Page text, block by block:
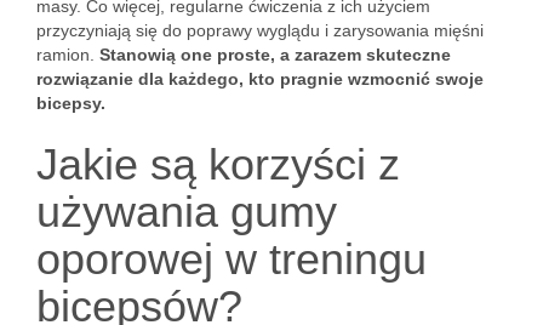
masy. Co więcej, regularne ćwiczenia z ich użyciem
przyczyniają się do poprawy wyglądu i zarysowania mięśni
ramion. Stanowią one proste, a zarazem skuteczne
rozwiązanie dla każdego, kto pragnie wzmocnić swoje
bicepsy.
Jakie są korzyści z
używania gumy
oporowej w treningu
bicepsów?